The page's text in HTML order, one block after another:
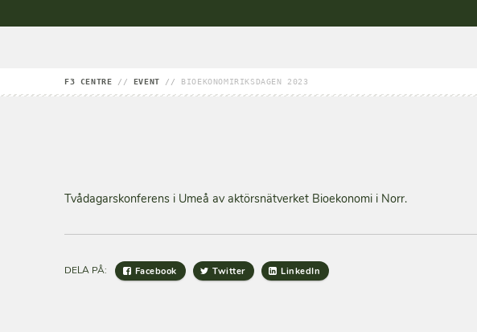
F3 CENTRE // EVENT // BIOEKONOMIRIKSDAGEN 2023
Tvådagarskonferens i Umeå av aktörsnätverket Bioekonomi i Norr.
DELA PÅ: Facebook Twitter LinkedIn